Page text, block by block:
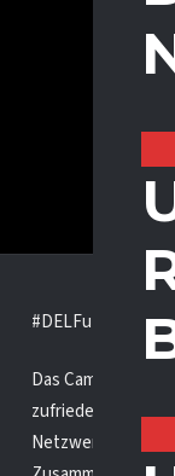
#DELFutureCamp
Das Camp, das
zufrieden zurück.
Netzwerk mit den